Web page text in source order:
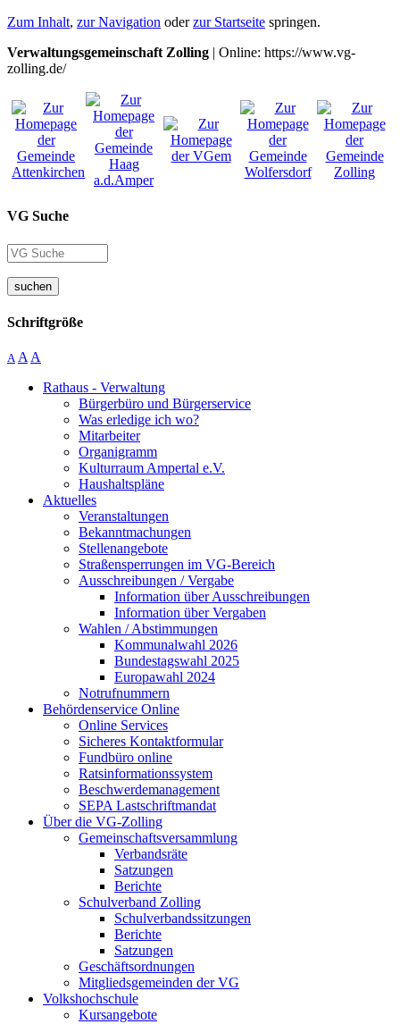
Zum Inhalt, zur Navigation oderzur Startseite springen.
Verwaltungsgemeinschaft Zolling | Online: https://www.vg-
zolling.de/
VG Suche
suchen
Schriftgröße
A A A
Rathaus - Verwaltung
Bürgerbüro und Bürgerservice
Was erledige ich wo?
Mitarbeiter
Organigramm
Kulturraum Ampertal e.V.
Haushaltspläne
Aktuelles
Veranstaltungen
Bekanntmachungen
Stellenangebote
Straßensperrungen im VG-Bereich
Ausschreibungen / Vergabe
Information über Ausschreibungen
Information über Vergaben
Wahlen / Abstimmungen
Kommunalwahl 2026
Bundestagswahl 2025
Europawahl 2024
Notrufnummern
Behördenservice Online
Online Services
Sicheres Kontaktformular
Fundbüro online
Ratsinformationssystem
Beschwerdemanagement
SEPA Lastschriftmandat
Über die VG-Zolling
Gemeinschaftsversammlung
Verbandsräte
Satzungen
Berichte
Schulverband Zolling
Schulverbandssitzungen
Berichte
Satzungen
Geschäftsordnungen
Mitgliedsgemeinden der VG
Volkshochschule
Kursangebote